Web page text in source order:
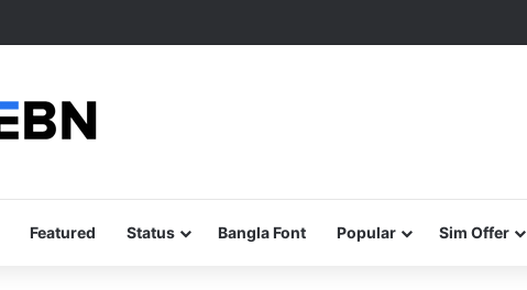
Featured Status Bangla Font Popular Sim Offer